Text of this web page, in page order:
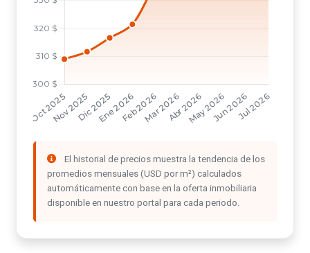
El historial de precios muestra la tendencia de los
promedios mensuales (USD por m²) calculados
automáticamente con base en la oferta inmobiliaria
disponible en nuestro portal para cada periodo.